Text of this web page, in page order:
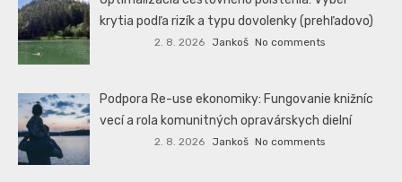
krytia podľa rizík a typu dovolenky (prehľadovo)
2. 8. 2026 Jankoš No comments
Podpora Re-use ekonomiky: Fungovanie knižníc
vecí a rola komunitných opravárskych dielní
2. 8. 2026 Jankoš No comments